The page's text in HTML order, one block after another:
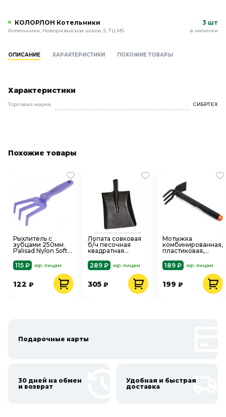
КОЛОРЛОН Котельники
Котельники, Новорязанское шоссе, 5, ТЦ М5
3 шт
в наличии
ОПИСАНИЕ ХАРАКТЕРИСТИКИ ПОХОЖИЕ ТОВАРЫ
Характеристики
Торговая марка СИБРТЕХ
Похожие товары
Рыхлитель с
зубцами 250мм
Palisad Nylon Soft
115 ₽
юр. лицам
122 ₽
Лопата совковая
б/ч песочная
квадратная
рельсовая сталь
289 ₽ юр. лицам
305 ₽
Мотыжка
комбинированная,
пластиковая,
76х320мм 7661215
189 ₽ юр. лицам
199 ₽
Подарочные карты
30 дней на обмен
и возврат
Удобная и быстрая
доставка